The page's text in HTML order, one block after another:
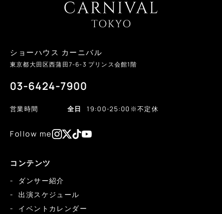
ショーハウス カーニバル
東京都大田区西蒲田7-6-3 プリンス会館1階
03-6424-7900
営業時間 全日 19:00-25:00 ※不定休
Follow me
コンテンツ
ダンサー紹介
出演スケジュール
イベントカレンダー